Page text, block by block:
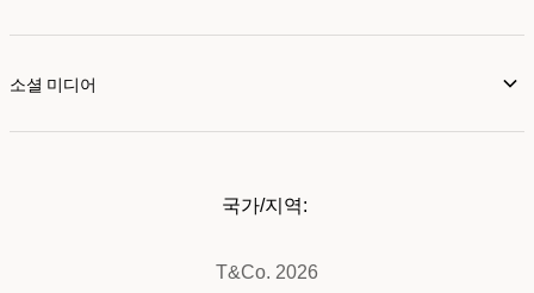
소셜 미디어
T&Co. 2026
국가/지역: